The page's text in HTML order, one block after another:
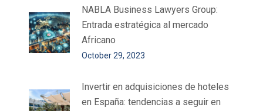
NABLA Business Lawyers Group:
Entrada estratégica al mercado
Africano
October 29, 2023
Invertir en adquisiciones de hoteles
en España: tendencias a seguir en